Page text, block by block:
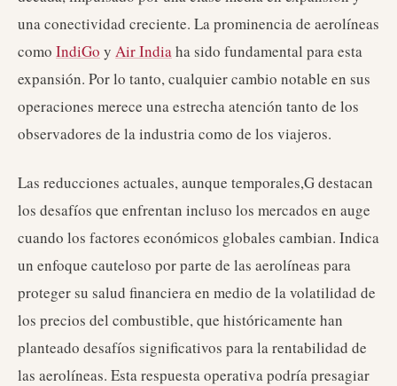
una conectividad creciente. La prominencia de aerolíneas
como IndiGo y Air Indiaha sido fundamental para esta
expansión. Por lo tanto, cualquier cambio notable en sus
operaciones merece una estrecha atención tanto de los
observadores de la industria como de los viajeros.
Las reducciones actuales, aunque temporales,G destacan
los desafíos que enfrentan incluso los mercados en auge
cuando los factores económicos globales cambian. Indica
un enfoque cauteloso por parte de las aerolíneas para
proteger su salud financiera en medio de la volatilidad de
los precios del combustible, que históricamente han
planteado desafíos significativos para la rentabilidad de
las aerolíneas. Esta respuesta operativa podría presagiar